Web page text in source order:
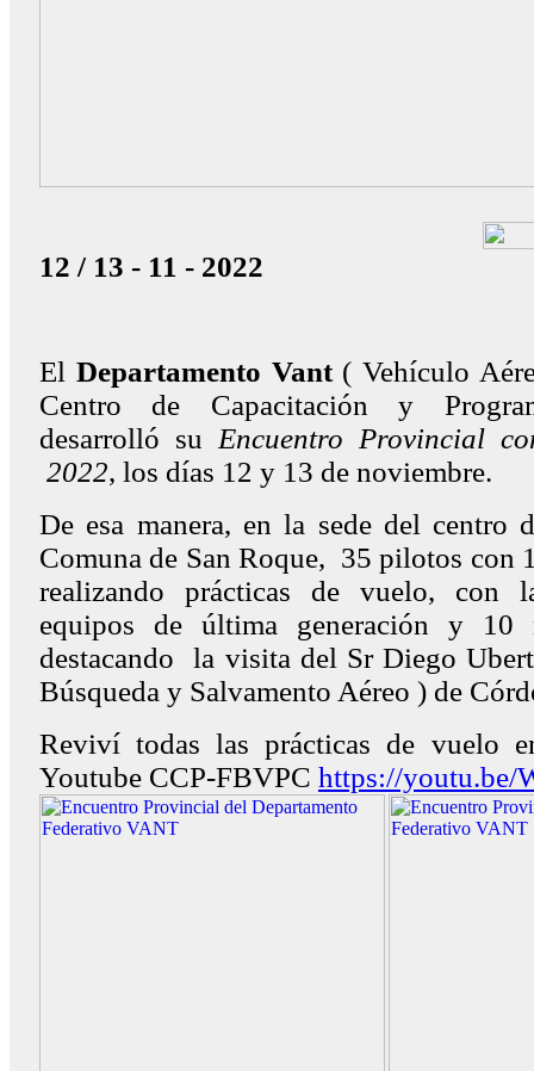
12 / 13 - 11 - 2022
El Departamento Vant ( Vehículo
Centro de Capacitación y
desarrolló su Encuentro Provincial
2022, los días 12 y 13 de noviembre.
De esa manera, en la sede del centro
Comuna de San Roque, 35 pilotos con
realizando prácticas de vuelo, con
equipos de última generación y 10
destacando la visita del Sr Diego
Búsqueda y Salvamento Aéreo ) de
Reviví todas las prácticas de vuelo
Youtube CCP-FBVPC https://youtu.be/